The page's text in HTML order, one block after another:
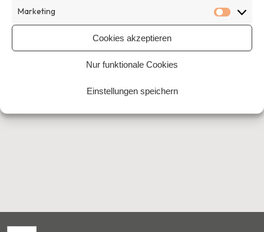
Marketing
Cookies akzeptieren
Nur funktionale Cookies
Einstellungen speichern
Home›Beiträge getaggt "dikgitalisierung"